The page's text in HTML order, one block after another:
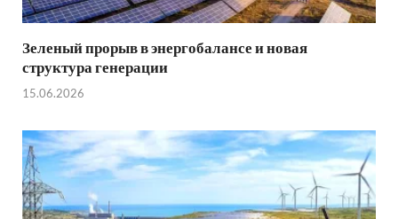
Зеленый прорыв в энергобалансе и новая
структура генерации
15.06.2026